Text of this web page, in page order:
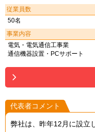
従業員数
50名
事業内容
電気・電気通信工事業
通信機器設置・PCサポート
代表者コメント
弊社は、昨年12月に設立